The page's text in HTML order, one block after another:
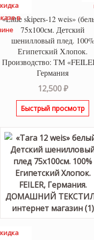
в
«Little skipers-12 weis»
75х100см. Детский
шенилловый плед. 100%
Египетский Хлопок.
Производство: ТМ
Германия
12,500₽
Быстрый просмотр